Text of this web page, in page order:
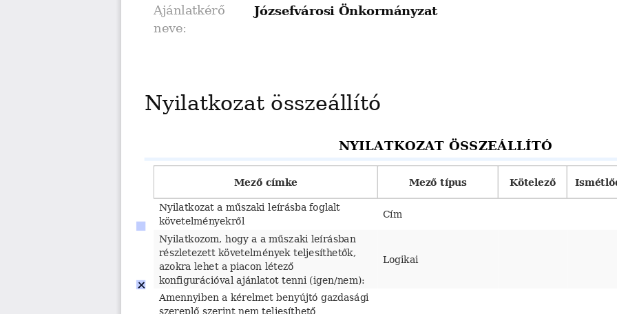
Nyilatkozat összeállító
NYILATKOZAT ÖSSZEÁLLÍTÓ
Mező címke Mező típus Kötelező
Nyilatkozat a műszaki leírásba foglalt
követelményekről
Cím
Nyilatkozom, hogy a a műszaki leírásban
részletezett követelmények teljesíthetők,
azokra lehet a piacon létező
konfigurációval ajánlatot tenni (igen/nem):
Logikai
Amennyiben a kérelmet benyújtó gazdasági
szereplő szerint nem teljesíthető
Józsefvárosi Önkormányzat
Ajánlatkérő
neve: